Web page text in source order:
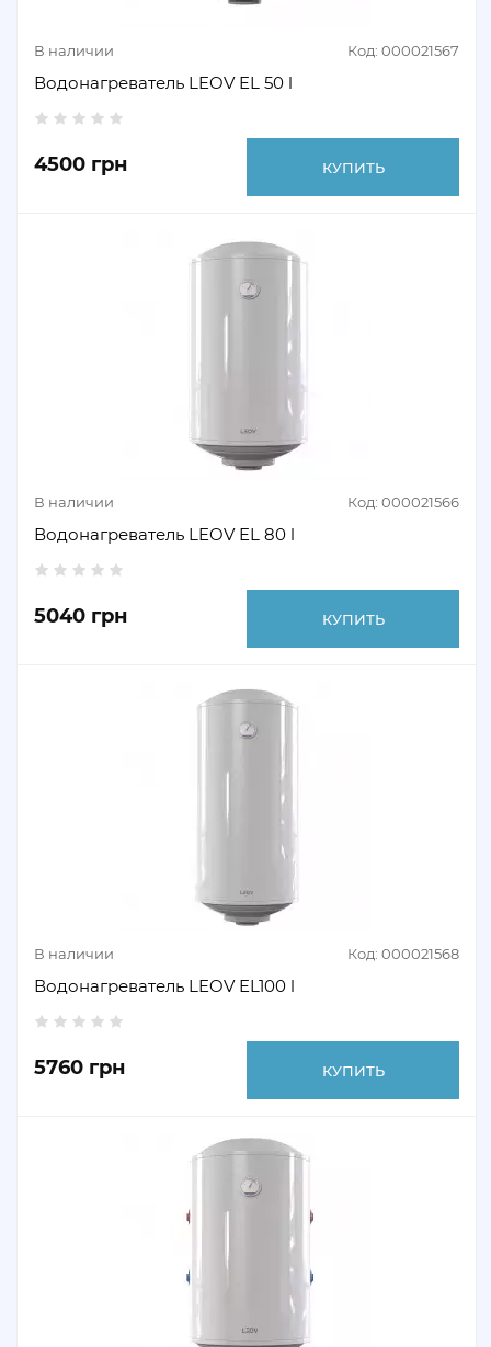
В наличии Код: 000021567
Водонагреватель LEOV EL 50 l
4500 грн КУПИТЬ
В наличии Код: 000021566
Водонагреватель LEOV EL 80 l
5040 грн КУПИТЬ
В наличии Код: 000021568
Водонагреватель LEOV EL100 l
5760 грн КУПИТЬ